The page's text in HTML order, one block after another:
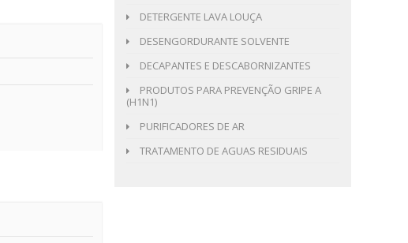
DETERGENTE LAVA LOUÇA
DESENGORDURANTE SOLVENTE
DECAPANTES E DESCABORNIZANTES
PRODUTOS PARA PREVENÇÃO GRIPE A
(H1N1)
PURIFICADORES DE AR
TRATAMENTO DE AGUAS RESIDUAIS